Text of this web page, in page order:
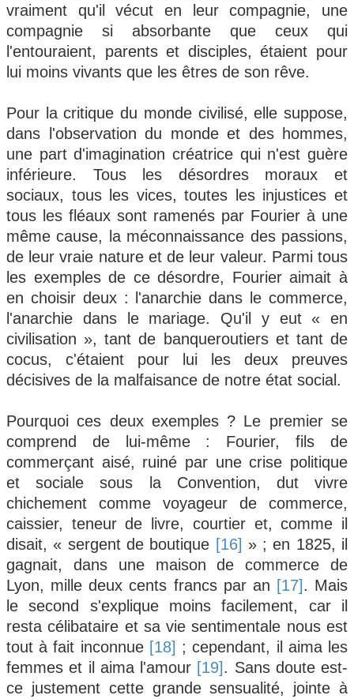
vraiment qu'il vécut en leur compagnie, une
compagnie si absorbante que ceux qui
l'entouraient, parents et disciples, étaient pour
lui moins vivants que les êtres de son rêve.
Pour la critique du monde civilisé, elle suppose,
dans l'observation du monde et des hommes,
une part d'imagination créatrice qui n'est guère
inférieure. Tous les désordres moraux et
sociaux, tous les vices, toutes les injustices et
tous les fléaux sont ramenés par Fourier à une
même cause, la méconnaissance des passions,
de leur vraie nature et de leur valeur. Parmi tous
les exemples de ce désordre, Fourier aimait à
en choisir deux : l'anarchie dans le commerce,
l'anarchie dans le mariage. Qu'il y eut « en
civilisation », tant de banqueroutiers et tant de
cocus, c'étaient pour lui les deux preuves
décisives de la malfaisance de notre état social.
Pourquoi ces deux exemples ? Le premier se
comprend de lui-même : Fourier, fils de
commerçant aisé, ruiné par une crise politique
et sociale sous la Convention, dut vivre
chichement comme voyageur de commerce,
caissier, teneur de livre, courtier et, comme il
disait, « sergent de boutique [16] » ; en 1825, il
gagnait, dans une maison de commerce de
Lyon, mille deux cents francs par an [17]. Mais
le second s'explique moins facilement, car il
resta célibataire et sa vie sentimentale nous est
tout à fait inconnue [18] ; cependant, il aima les
femmes et il aima l'amour [19]. Sans doute est-
ce justement cette grande sensualité, jointe à